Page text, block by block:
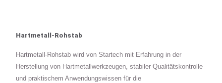
Hartmetall-Rohstab
Hartmetall-Rohstab wird von Startech mit Erfahrung in der
Herstellung von Hartmetallwerkzeugen, stabiler Qualitätskontrolle
und praktischem Anwendungswissen für die